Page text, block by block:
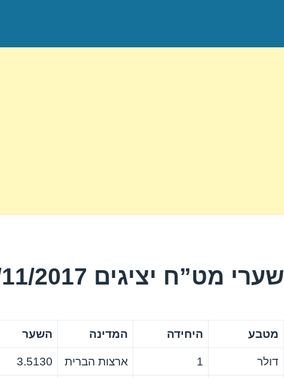
שערי מט”ח יציגים 08/11/2017
מטבע היחידה המדינה השער
דולר 1 ארצות הברית 3.5130